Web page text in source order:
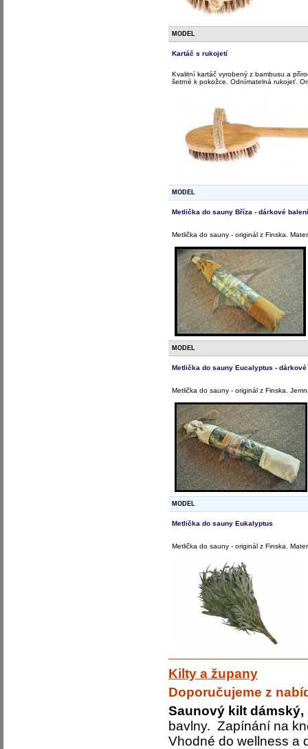
MODEL
Kartáč s rukojetí
Kvalitní kartáč vyrobený z bambusu a
šetrné k pokožce. Odnímatelná rukojeť.
MODEL
Metlička do sauny Bříza - dárkové balení
Metlička do sauny - originál z Finska.
MODEL
Metlička do sauny Eucalyptus -
Metlička do sauny - originál z Finska.
MODEL
Metlička do sauny Eukalyptus
Metlička do sauny - originál z Finska.
Kilty a župany
Doporučujeme z
Saunový kilt dámský,
bavlny. Zapínání na
Vhodné do wellness a